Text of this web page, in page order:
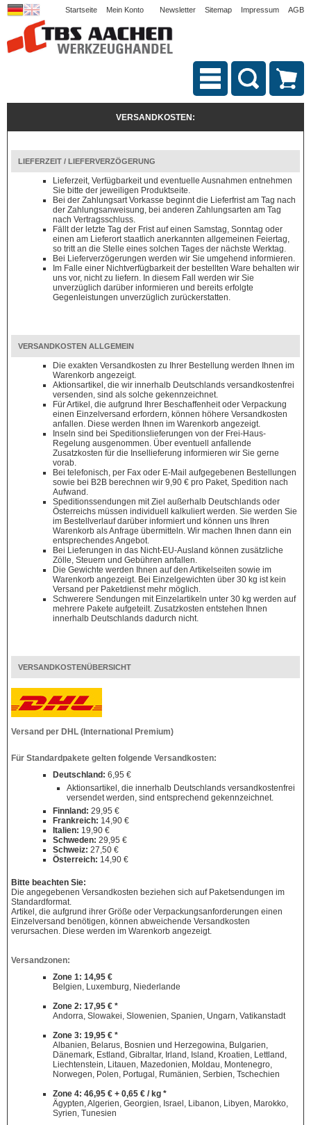
Startseite Mein Konto Newsletter Sitemap Impressum AGB
VERSANDKOSTEN:
LIEFERZEIT / LIEFERVERZÖGERUNG
Lieferzeit, Verfügbarkeit und eventuelle Ausnahmen entnehmen
Sie bitte der jeweiligen Produktseite.
Bei der Zahlungsart Vorkasse beginnt die Lieferfrist am Tag nach
der Zahlungsanweisung, bei anderen Zahlungsarten am Tag
nach Vertragsschluss.
Fällt der letzte Tag der Frist auf einen Samstag, Sonntag oder
einen am Lieferort staatlich anerkannten allgemeinen Feiertag,
so tritt an die Stelle eines solchen Tages der nächste Werktag.
Bei Lieferverzögerungen werden wir Sie umgehend informieren.
Im Falle einer Nichtverfügbarkeit der bestellten Ware behalten wir
uns vor, nicht zu liefern. In diesem Fall werden wir Sie
unverzüglich darüber informieren und bereits erfolgte
Gegenleistungen unverzüglich zurückerstatten.
VERSANDKOSTEN ALLGEMEIN
Die exakten Versandkosten zu Ihrer Bestellung werden Ihnen im
Warenkorb angezeigt.
Aktionsartikel, die wir innerhalb Deutschlands versandkostenfrei
versenden, sind als solche gekennzeichnet.
Für Artikel, die aufgrund Ihrer Beschaffenheit oder Verpackung
einen Einzelversand erfordern, können höhere Versandkosten
anfallen. Diese werden Ihnen im Warenkorb angezeigt.
Inseln sind bei Speditionslieferungen von der Frei-Haus-
Regelung ausgenommen. Über eventuell anfallende
Zusatzkosten für die Insellieferung informieren wir Sie gerne
vorab.
Bei telefonisch, per Fax oder E-Mail aufgegebenen Bestellungen
sowie bei B2B berechnen wir 9,90 € pro Paket, Spedition nach
Aufwand.
Speditionssendungen mit Ziel außerhalb Deutschlands oder
Österreichs müssen individuell kalkuliert werden. Sie werden Sie
im Bestellverlauf darüber informiert und können uns Ihren
Warenkorb als Anfrage übermitteln. Wir machen Ihnen dann ein
entsprechendes Angebot.
Bei Lieferungen in das Nicht-EU-Ausland können zusätzliche
Zölle, Steuern und Gebühren anfallen.
Die Gewichte werden Ihnen auf den Artikelseiten sowie im
Warenkorb angezeigt. Bei Einzelgewichten über 30 kg ist kein
Versand per Paketdienst mehr möglich.
Schwerere Sendungen mit Einzelartikeln unter 30 kg werden auf
mehrere Pakete aufgeteilt. Zusatzkosten entstehen Ihnen
innerhalb Deutschlands dadurch nicht.
VERSANDKOSTENÜBERSICHT
Versand per DHL (International Premium)
Für Standardpakete gelten folgende Versandkosten:
Deutschland: 6,95 €
Aktionsartikel, die innerhalb Deutschlands versandkostenfrei
versendet werden, sind entsprechend gekennzeichnet.
Finnland: 29,95 €
Frankreich: 14,90 €
Italien: 19,90 €
Schweden: 29,95 €
Schweiz: 27,50 €
Österreich: 14,90 €
Bitte beachten Sie:
Die angegebenen Versandkosten beziehen sich auf Paketsendungen im
Standardformat.
Artikel, die aufgrund ihrer Größe oder Verpackungsanforderungen einen
Einzelversand benötigen, können abweichende Versandkosten
verursachen. Diese werden im Warenkorb angezeigt.
Versandzonen:
Zone 1: 14,95 €
Belgien, Luxemburg, Niederlande
Zone 2: 17,95 € *
Andorra, Slowakei, Slowenien, Spanien, Ungarn, Vatikanstadt
Zone 3: 19,95 € *
Albanien, Belarus, Bosnien und Herzegowina, Bulgarien,
Dänemark, Estland, Gibraltar, Irland, Island, Kroatien, Lettland,
Liechtenstein, Litauen, Mazedonien, Moldau, Montenegro,
Norwegen, Polen, Portugal, Rumänien, Serbien, Tschechien
Zone 4: 46,95 € + 0,65 € / kg *
Ägypten, Algerien, Georgien, Israel, Libanon, Libyen, Marokko,
Syrien, Tunesien